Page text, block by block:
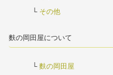
その他
麩の岡田屋について
麩の岡田屋